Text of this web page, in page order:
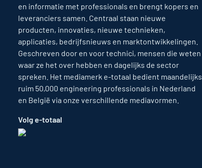
en informatie met professionals en brengt kopers en
leveranciers samen. Centraal staan nieuwe
producten, innovaties, nieuwe technieken,
applicaties, bedrijfsnieuws en marktontwikkelingen.
Geschreven door en voor technici, mensen die weten
waar ze het over hebben en dagelijks de sector
spreken. Het mediamerk e-totaal bedient maandelijks
ruim 50,000 engineering professionals in Nederland
en België via onze verschillende mediavormen.
Volg e-totaal